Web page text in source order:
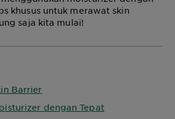
khusus untuk merawat skin
saja kita mulai!
Barrier
dengan Tepat